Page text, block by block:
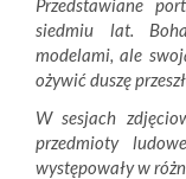
Przedstawiane
siedmiu lat.
modelami, ale
ożywić duszę
W sesjach
przedmioty
występowały w